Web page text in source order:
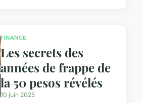
FINANCE
Les secrets des
années de frappe de
la 50 pesos révélés
10 juin 2025